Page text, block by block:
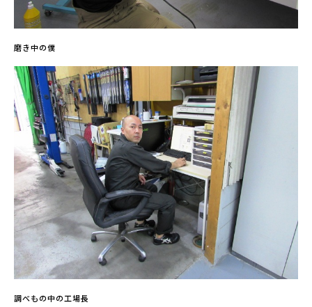
磨き中の僕
調べもの中の工場長